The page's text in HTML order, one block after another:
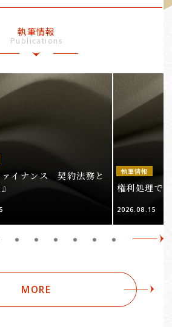
執筆情報
Publications
ァイナンス 契約法務と
執筆情報
権利処理で
2026.08.15
MORE